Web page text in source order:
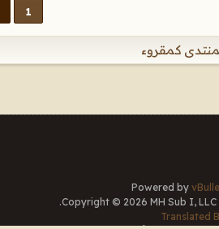
1
كمقروء
Powered by
Copyright © 2026 MH Sub I,
Translated